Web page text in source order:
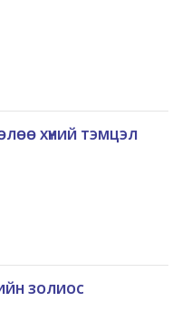
ХҮНИЙ ТЭМЦЭЛ
ЗОЛИОС